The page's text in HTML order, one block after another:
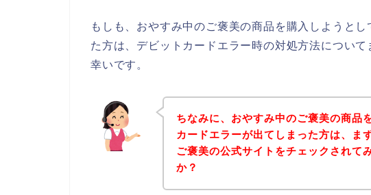
もしも、おやすみ中のご褒美の商品を購入しようと
た方は、デビットカードエラー時の対処方法につい
幸いです。
ちなみに、おやすみ中のご褒美の商品
カードエラーが出てしまった方は、ま
ご褒美の公式サイトをチェックされて
か？